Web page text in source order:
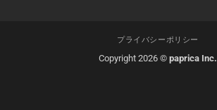
プライバシーポリシー
Copyright 2026 © paprica Inc.